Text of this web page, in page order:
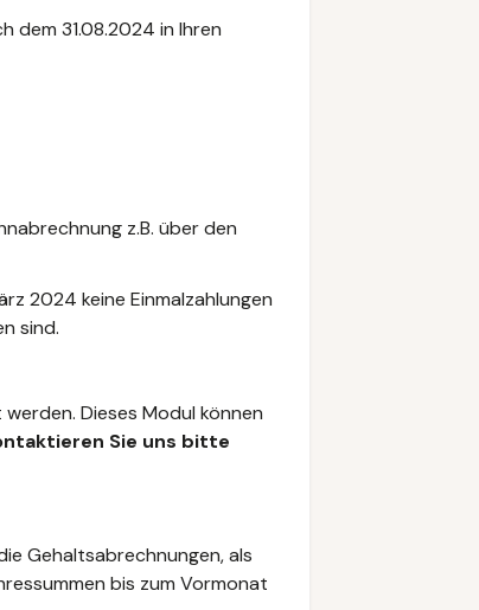
dem 31.08.2024 in Ihren
z.B. über den
2024 keine Einmalzahlungen
sind.
Dieses Modul können
Sie uns bitte
Gehaltsabrechnungen, als
bis zum Vormonat